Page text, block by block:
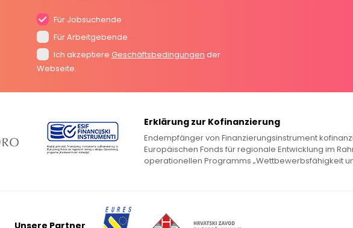
Für Jobsuchende
Für Arbeitgebende
Ich akzeptiere Geschäftsbedingungen der
Webseite.
Erklärung zur Kofinanzierung
Endempfänger von Finanzierungsinstrument
Europäischen Fonds für regionale Entwicklung im
operationellen Programms „Wettbewerbsfähigkeit